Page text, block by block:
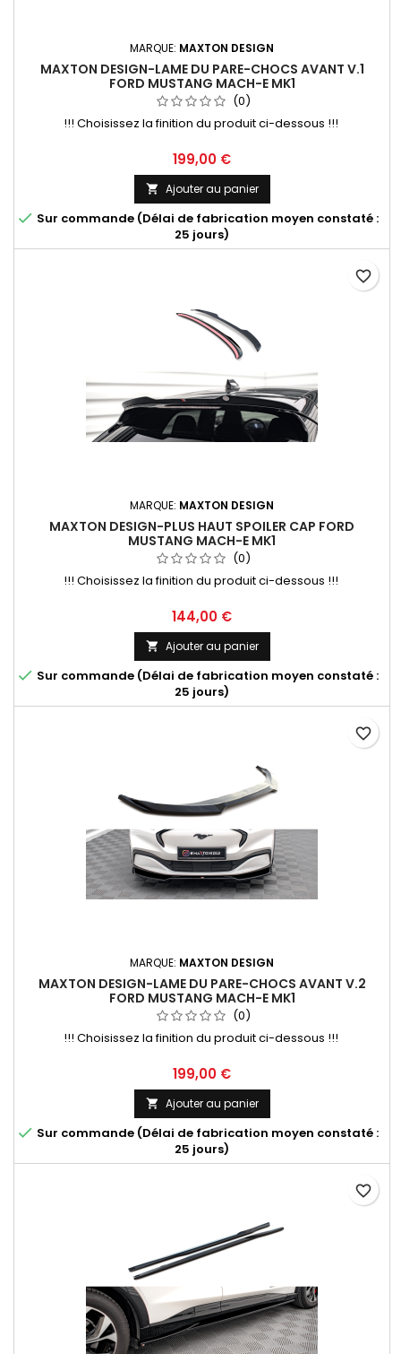
MARQUE: MAXTON DESIGN
MAXTON DESIGN-LAME DU PARE-CHOCS AVANT V.1
FORD MUSTANG MACH-E MK1
(0)
!!! Choisissez la finition du produit ci-dessous !!!
Prix
199,00 €
 Ajouter au panier
 Sur commande (Délai de fabrication moyen constaté :
25 jours)
MARQUE: MAXTON DESIGN
MAXTON DESIGN-PLUS HAUT SPOILER CAP FORD
MUSTANG MACH-E MK1
(0)
!!! Choisissez la finition du produit ci-dessous !!!
Prix
144,00 €
 Ajouter au panier
 Sur commande (Délai de fabrication moyen constaté :
25 jours)
favorite_border
MARQUE: MAXTON DESIGN
MAXTON DESIGN-LAME DU PARE-CHOCS AVANT V.2
FORD MUSTANG MACH-E MK1
(0)
!!! Choisissez la finition du produit ci-dessous !!!
Prix
199,00 €
 Ajouter au panier
 Sur commande (Délai de fabrication moyen constaté :
25 jours)
favorite_border
favorite_border